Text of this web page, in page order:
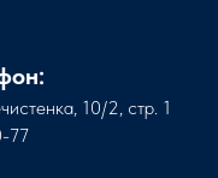
10/2, стр. 1
77